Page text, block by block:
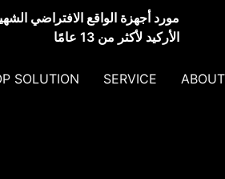
الأركيد لأكثر من 13 عامًا
SOLUTION SERVICE